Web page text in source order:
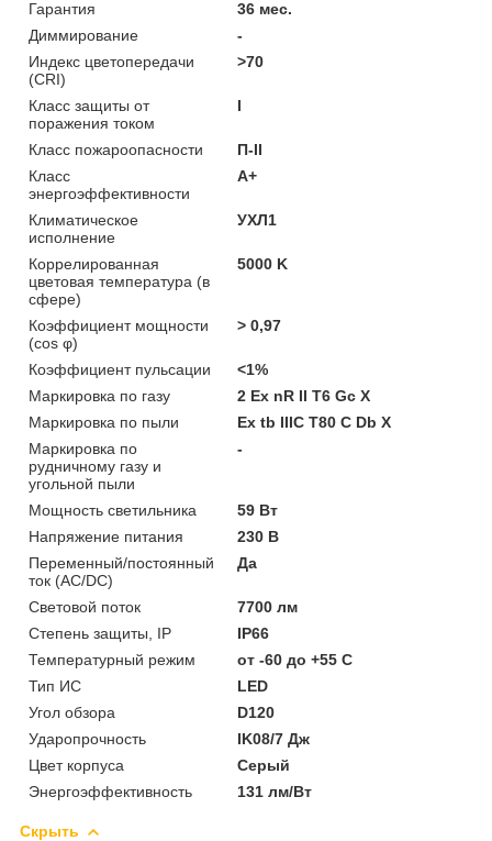
Гарантия
36 мес.
Диммирование
-
Индекс цветопередачи
(CRI)
>70
Класс защиты от
поражения током
I
Класс пожароопасности
П-ІІ
Класс
энергоэффективности
A+
Климатическое
исполнение
УХЛ1
Коррелированная
цветовая температура (в
сфере)
5000 K
Коэффициент мощности
(cos φ)
> 0,97
Коэффициент пульсации
<1%
Маркировка по газу
2 Ex nR II T6 Gc X
Маркировка по пыли
Ex tb IIIC T80 С Db X
Маркировка по
рудничному газу и
угольной пыли
-
Мощность светильника
59 Вт
Напряжение питания
230 В
Переменный/постоянный
ток (AC/DC)
Да
Световой поток
7700 лм
Степень защиты, IP
IP66
Температурный режим
от -60 до +55 C
Тип ИС
LED
Угол обзора
D120
Ударопрочность
IK08/7 Дж
Цвет корпуса
Серый
Энергоэффективность
131 лм/Вт
Скрыть